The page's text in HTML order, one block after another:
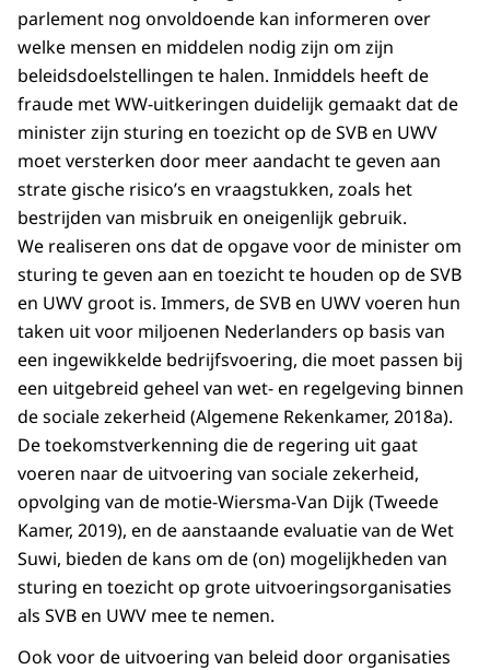
parlement nog onvoldoende kan informeren over
welke mensen en middelen nodig zijn om zijn
beleidsdoelstellingen te halen. Inmiddels heeft de
fraude met WW-uitkeringen duidelijk gemaakt dat de
minister zijn sturing en toezicht op de SVB en UWV
moet versterken door meer aandacht te geven aan
strate gische risico’s en vraagstukken, zoals het
bestrijden van misbruik en oneigenlijk gebruik.
We realiseren ons dat de opgave voor de minister om
sturing te geven aan en toezicht te houden op de SVB
en UWV groot is. Immers, de SVB en UWV voeren hun
taken uit voor miljoenen Nederlanders op basis van
een ingewikkelde bedrijfsvoering, die moet passen bij
een uitgebreid geheel van wet- en regelgeving binnen
de sociale zekerheid (Algemene Rekenkamer, 2018a).
De toekomstverkenning die de regering uit gaat
voeren naar de uitvoering van sociale zekerheid,
opvolging van de motie-Wiersma-Van Dijk (Tweede
Kamer, 2019), en de aanstaande evaluatie van de Wet
Suwi, bieden de kans om de (on) mogelijkheden van
sturing en toezicht op grote uitvoeringsorganisaties
als SVB en UWV mee te nemen.
Ook voor de uitvoering van beleid door organisaties